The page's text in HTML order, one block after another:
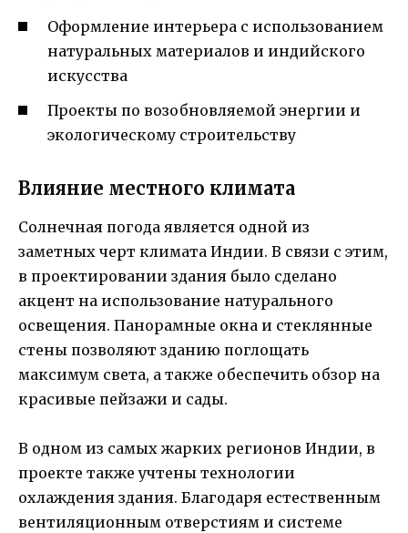
Оформление интерьера с использованием
натуральных материалов и индийского
искусства
Проекты по возобновляемой энергии и
экологическому строительству
Влияние местного климата
Солнечная погода является одной из
заметных черт климата Индии. В связи с этим,
в проектировании здания было сделано
акцент на использование натурального
освещения. Панорамные окна и стеклянные
стены позволяют зданию поглощать
максимум света, а также обеспечить обзор на
красивые пейзажи и сады.
В одном из самых жарких регионов Индии, в
проекте также учтены технологии
охлаждения здания. Благодаря естественным
вентиляционным отверстиям и системе